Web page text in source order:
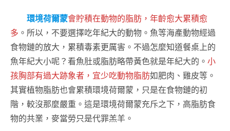
環境荷爾蒙會貯積在動物的脂肪，年齡愈大累積愈
多 。所以，不要選擇吃年紀大的動物。魚等海產動物經過
食物鏈的放大，累積毒素更厲害。不過怎麼知道餐桌上的
魚年紀大小呢？看魚肚或脂肪略帶黃色就是年紀大的。 小
孩胸部有過大跡象者，宜少吃動物脂肪如肥肉、雞皮等。
其實植物脂肪也會累積環境荷爾蒙，只是在食物鏈的初
階，較沒那麼嚴重。這是環境荷爾蒙充斥之下，高脂肪食
物的共業，麥當勞只是代罪羔羊。